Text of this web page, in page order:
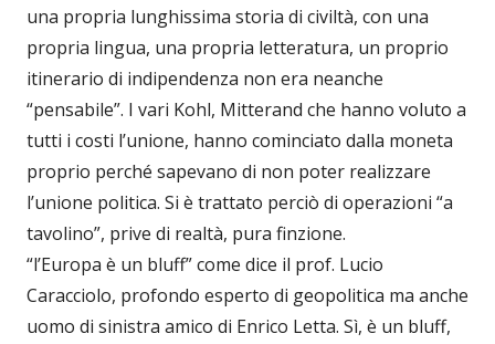
una propria lunghissima storia di civiltà, con una
propria lingua, una propria letteratura, un proprio
itinerario di indipendenza non era neanche
“pensabile”. I vari Kohl, Mitterand che hanno voluto a
tutti i costi l’unione, hanno cominciato dalla moneta
proprio perché sapevano di non poter realizzare
l’unione politica. Si è trattato perciò di operazioni “a
tavolino”, prive di realtà, pura finzione.
“l’Europa è un bluff” come dice il prof. Lucio
Caracciolo, profondo esperto di geopolitica ma anche
uomo di sinistra amico di Enrico Letta. Sì, è un bluff,